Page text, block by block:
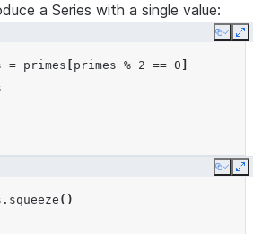
a Series with a single value:
Copy
= primes primes % 2 == 0
Copy
. squeeze ()